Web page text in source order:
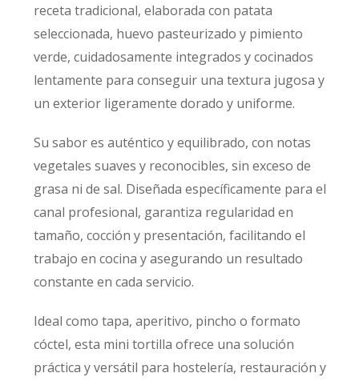
receta tradicional, elaborada con patata
seleccionada, huevo pasteurizado y pimiento
verde, cuidadosamente integrados y cocinados
lentamente para conseguir una textura jugosa y
un exterior ligeramente dorado y uniforme.
Su sabor es auténtico y equilibrado, con notas
vegetales suaves y reconocibles, sin exceso de
grasa ni de sal. Diseñada específicamente para el
canal profesional, garantiza regularidad en
tamaño, cocción y presentación, facilitando el
trabajo en cocina y asegurando un resultado
constante en cada servicio.
Ideal como tapa, aperitivo, pincho o formato
cóctel, esta mini tortilla ofrece una solución
práctica y versátil para hostelería, restauración y